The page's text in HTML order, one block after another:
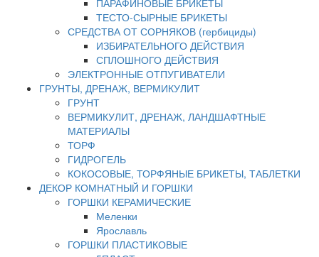
ПАРАФИНОВЫЕ БРИКЕТЫ
ТЕСТО-СЫРНЫЕ БРИКЕТЫ
СРЕДСТВА ОТ СОРНЯКОВ (гербициды)
ИЗБИРАТЕЛЬНОГО ДЕЙСТВИЯ
СПЛОШНОГО ДЕЙСТВИЯ
ЭЛЕКТРОННЫЕ ОТПУГИВАТЕЛИ
ГРУНТЫ, ДРЕНАЖ, ВЕРМИКУЛИТ
ГРУНТ
ВЕРМИКУЛИТ, ДРЕНАЖ, ЛАНДШАФТНЫЕ
МАТЕРИАЛЫ
ТОРФ
ГИДРОГЕЛЬ
КОКОСОВЫЕ, ТОРФЯНЫЕ БРИКЕТЫ, ТАБЛЕТКИ
ДЕКОР КОМНАТНЫЙ И ГОРШКИ
ГОРШКИ КЕРАМИЧЕСКИЕ
Меленки
Ярославль
ГОРШКИ ПЛАСТИКОВЫЕ